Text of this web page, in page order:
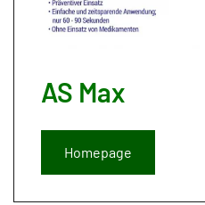
AS Max
Homepage